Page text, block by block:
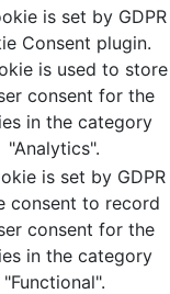
is set by GDPR
Consent plugin.
is used to store
consent for the
in the category
"Analytics".
is set by GDPR
consent to record
consent for the
in the category
"Functional".